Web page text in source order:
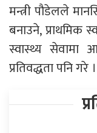
मन्त्री पौडेलले
बनाउने, प्राथमिक
स्वास्थ्य सेवामा
प्रतिवद्धता पनि गरे ।